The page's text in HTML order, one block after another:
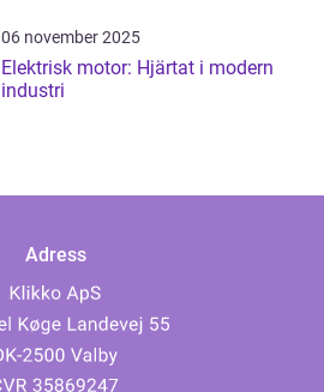
06 november 2025
Elektrisk motor: Hjärtat i modern
industri
Adress